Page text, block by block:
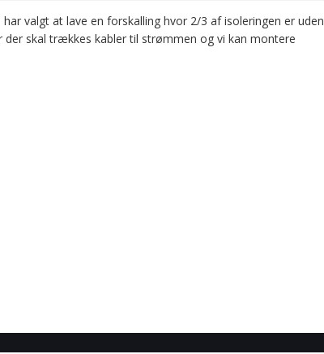
valgt at lave en forskalling hvor 2/3 af isoleringen er uden
skal trækkes kabler til strømmen og vi kan montere